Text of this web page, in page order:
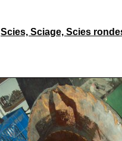
Scies, Sciage, Scies